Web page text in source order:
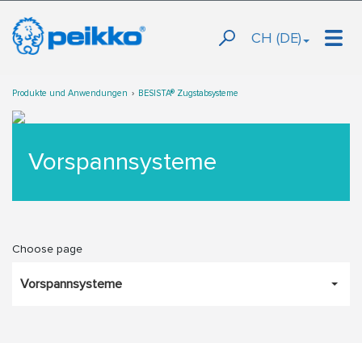
CH (DE)
Produkte und Anwendungen BESISTA® Zugstabsysteme
Vorspannsysteme
Choose page
Vorspannsysteme